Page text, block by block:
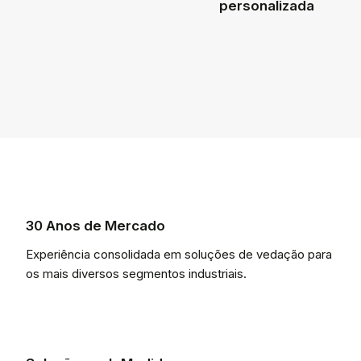
personalizada
30 Anos de Mercado
Experiência consolidada em soluções de vedação para
os mais diversos segmentos industriais.